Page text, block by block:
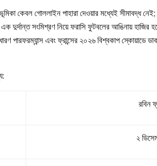
কেবল গোললাইন পাহারা দেওয়ার মধ্যেই সীমাবদ্ধ
দুর্দান্ত সংমিশ্রণ নিয়ে ফরাসি ফুটবলের আঙিনায়
পারফরম্যান্স এবং ফ্রান্সের ২০২৬ বিশ্বকাপ
রবিন
২